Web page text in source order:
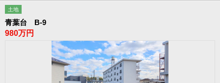
土地
青葉台 B-9
980万円